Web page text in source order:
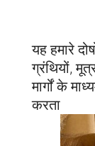
यह हमारे
ग्रंथियों,
मार्गों के
करता